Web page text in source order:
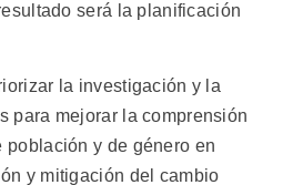
será la planificación
la investigación y la
para mejorar la comprensión
población y de género en
y mitigación del cambio